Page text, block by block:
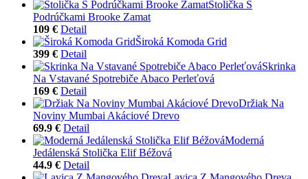
Stolička S
Podrúčkami Brooke Zamat
109 € Detail
Široká Komoda Grid
399 € Detail
Skrinka
Na Vstavané Spotrebiče Abaco Perleťová
169 € Detail
Držiak Na
Noviny Mumbai Akáciové Drevo
69.9 € Detail
Moderná
Jedálenská Stolička Elif Béžová
44.9 € Detail